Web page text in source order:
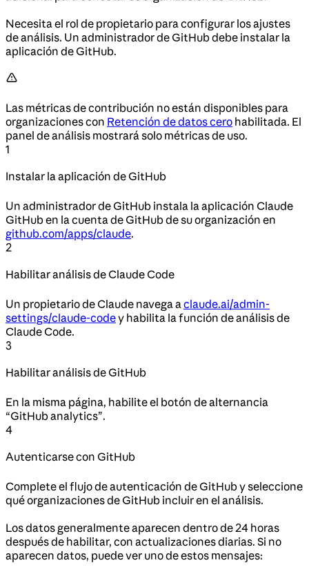
Necesita el rol de propietario para configurar los ajustes
de análisis. Un administrador de GitHub debe instalar la
aplicación de GitHub.
Las métricas de contribución no están disponibles para
organizaciones con Retención de datos cero habilitada. El
panel de análisis mostrará solo métricas de uso.
1
Instalar la aplicación de GitHub
Un administrador de GitHub instala la aplicación Claude
GitHub en la cuenta de GitHub de su organización en
github.com/apps/claude.
2
Habilitar análisis de Claude Code
Un propietario de Claude navega aclaude.ai/admin-
settings/claude-codey habilita la función de análisis de
Claude Code.
3
Habilitar análisis de GitHub
En la misma página, habilite el botón de alternancia
“GitHub analytics”.
4
Autenticarse con GitHub
Complete el flujo de autenticación de GitHub y seleccione
qué organizaciones de GitHub incluir en el análisis.
Los datos generalmente aparecen dentro de 24 horas
después de habilitar, con actualizaciones diarias. Si no
aparecen datos, puede ver uno de estos mensajes: